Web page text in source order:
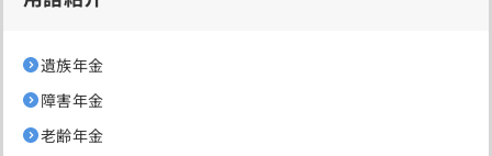
遺族年金
障害年金
老齢年金